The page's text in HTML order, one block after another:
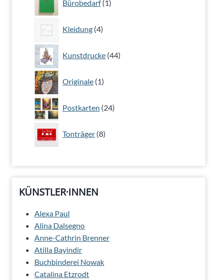
Bürobedarf 1
Produkt
Kleidung 4
Produkte
Kunstdrucke 44
Produkte
Originale 1
Produkt
Postkarten 24
Produkte
Tonträger 8
Produkte
KÜNSTLER·INNEN
Alexa Paul
Alina Dalsegno
Anne-Cathrin Brenner
Atilla Bayindir
Buchbinderei Nowak
Catalina Etzrodt